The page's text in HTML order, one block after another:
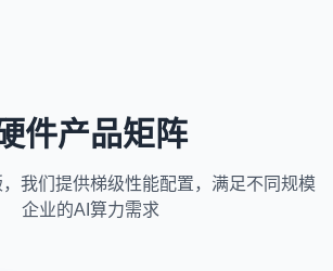
件产品矩阵
我们提供梯级性能配置，满足不同规模
企业的AI算力需求